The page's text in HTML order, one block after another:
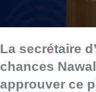
La secrétaire
chances
approuver ce